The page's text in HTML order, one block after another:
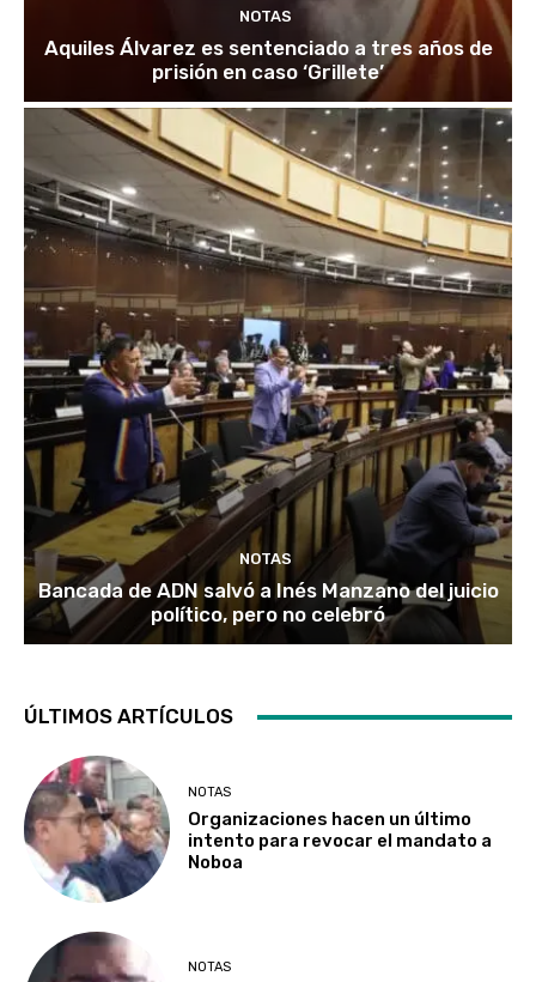
NOTAS
Aquiles Álvarez es sentenciado a tres años de
prisión en caso ‘Grillete’
NOTAS
Bancada de ADN salvó a Inés Manzano del juicio
político, pero no celebró
ÚLTIMOS ARTÍCULOS
NOTAS
Organizaciones hacen un último
intento para revocar el mandato a
Noboa
NOTAS